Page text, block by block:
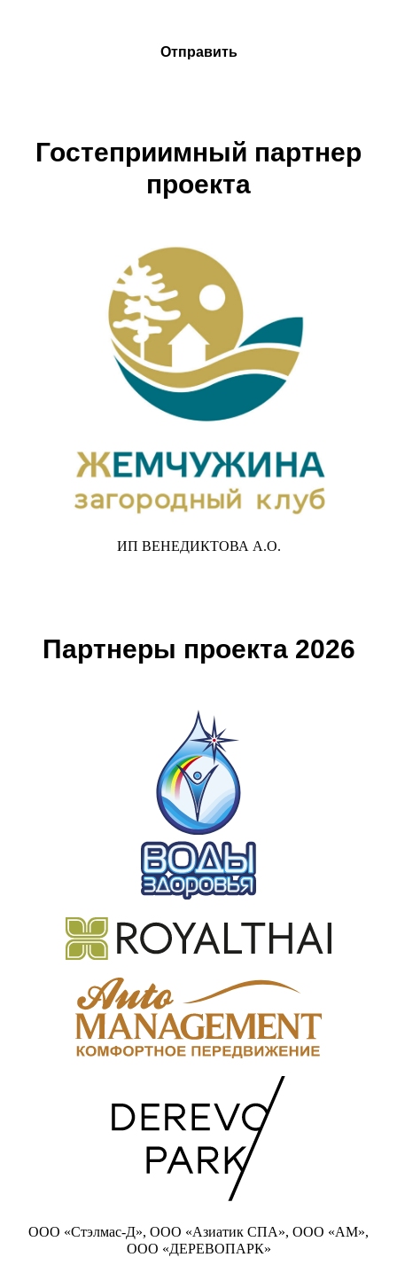
Отправить
Гостеприимный партнер
проекта
ИП ВЕНЕДИКТОВА А.О.
Партнеры проекта 2026
ООО «Стэлмас-Д», ООО «Азиатик СПА», ООО «АМ»,
ООО «ДЕРЕВОПАРК»